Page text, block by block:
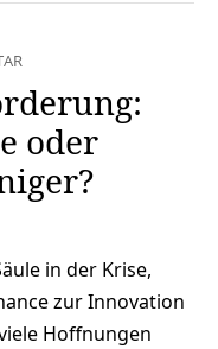
oder
in der Krise,
zur Innovation
Hoffnungen